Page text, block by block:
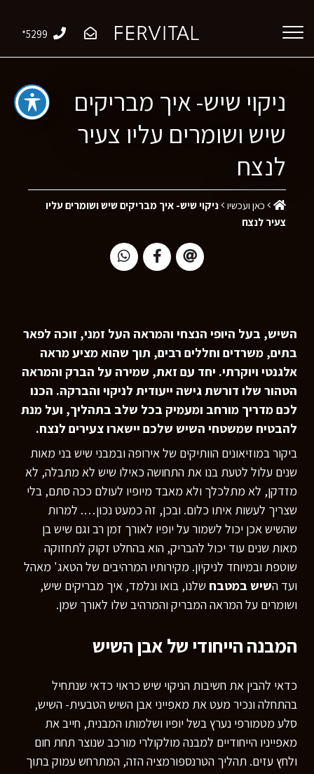
*5299
ניקוי שיש- איך מבריקים
שיש ושומרים עליו צעיר
לנצח
כאן ועכשיו
ניקוי שיש- איך מבריקים שיש ושומרים עליו
צעיר לנצח
השיש, בעל היופי הנצחי והמראה העל זמני, זוכה לפאר
בתים, משרדים וחללים רבים, תוך שהוא מציע מראה
אלגנטי ויוקרתי. יחד עם זאת, שמירה על הברק והמראה
הטהור שלו דורשת גישה ייעודית לניקוי והברקה. הכנו
לכם מדריך מורחב ומעמיק בכל שלב בתהליך, ועל מנת
להבטיח שמשטחי השיש שלכם יישארו צעירים לנצח.
ביקור במוזיאונים הוותיקים של אירופה ובמבני שיש בני מאות
שנים עלול לטעת בנו את התחושה כאילו שיש לא מתבלה, לא
מזדקן, לא מתלכלך ולא מאבד מיופיו לעולם ככה סתם, בלי
שצריך לעשות איתו כלום. ובכן, זה כמעט נכון…. למרות
שהשיש אכן יכול לשמור על יופיו לאורך זמן רב וגם שיש בן
מאות שנים עוד יכול להבריק, הוא בהחלט זקוק לתחזוקה
שוטפת ובמיוחד לניקיון. מקירותיו המרהיבים של הטאג' מאהל
ועד השיש במטבח שלנו, בואו ונלמד, איך מבריקים שיש,
ושומרים על המראה המבריק והמרהיב שלו לאורך שמן.
המבנה הייחודי של אבן השיש
כדאי להבין את חשיבות הניקוי שיש כראוי כדאי שנתחיל
בהתחלה ונכיר מעט את מאפייני אבן השיש הטבעית- השיש,
סלע מטמורפי נערץ בשל יופיו ושלמותו המבנית, חייב את
מאפייניו הייחודיים למבנה מולקולרי מורכב שנוצר תחת חום
ולחץ עזים. תהליך הטרנספורמציה הזה, המתרחש עמוק בתוך